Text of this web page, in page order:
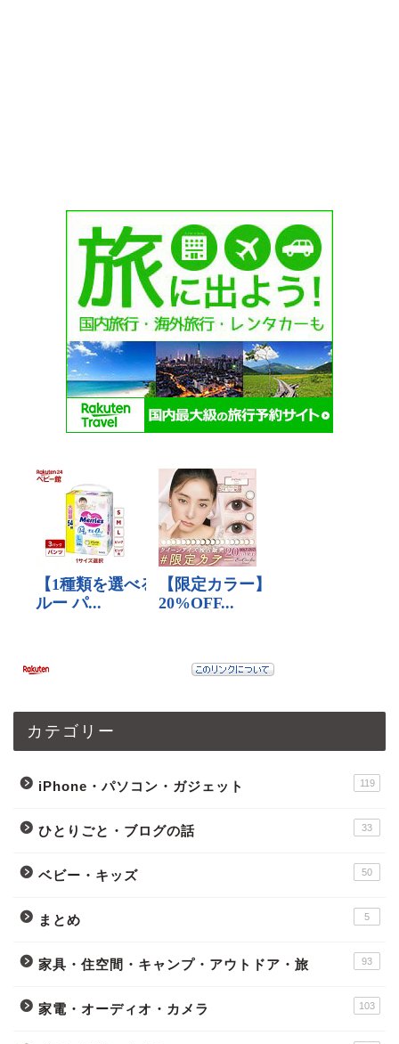
カテゴリー
iPhone・パソコン・ガジェット 119
ひとりごと・ブログの話 33
ベビー・キッズ 50
まとめ 5
家具・住空間・キャンプ・アウトドア・旅 93
家電・オーディオ・カメラ 103